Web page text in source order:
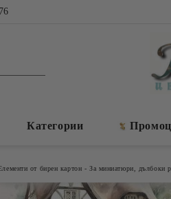
Категории
от бирен картон - За миниатюри,